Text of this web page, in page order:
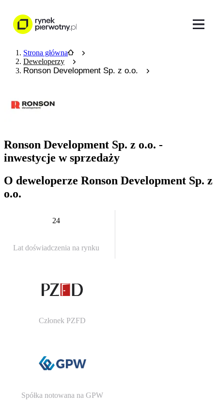
Strona główna
Deweloperzy
Ronson Development Sp. z o.o.
Ronson Development Sp. z o.o. -
inwestycje w sprzedaży
O deweloperze Ronson Development Sp. z
o.o.
24
Lat doświadczenia na rynku
Członek PZFD
Spółka notowana na GPW